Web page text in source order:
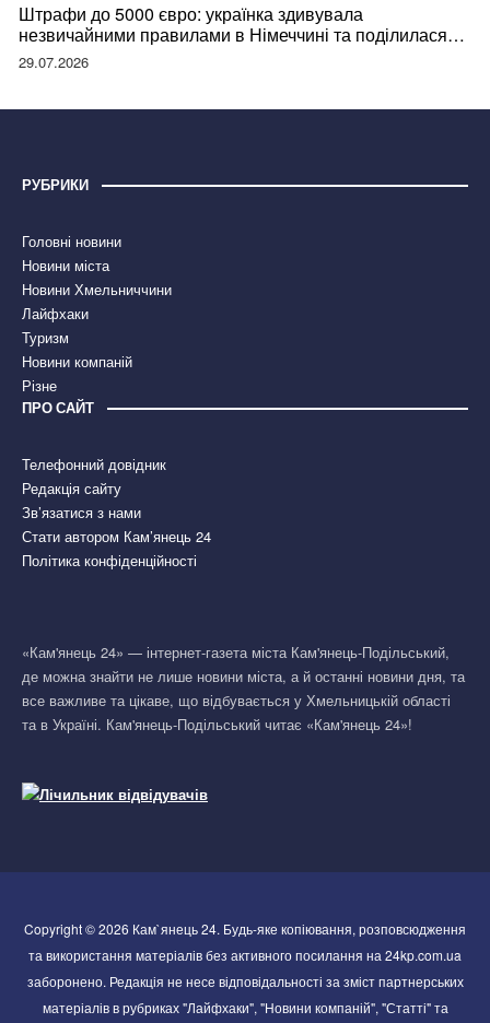
Штрафи до 5000 євро: українка здивувала
незвичайними правилами в Німеччині та поділилася
правдою
29.07.2026
РУБРИКИ
Головні новини
Новини міста
Новини Хмельниччини
Лайфхаки
Туризм
Новини компаній
Різне
ПРО САЙТ
Телефонний довідник
Редакція сайту
Зв’язатися з нами
Стати автором Кам’янець 24
Політика конфіденційності
«Кам'янець 24» — інтернет-газета міста Кам'янець-Подільський,
де можна знайти не лише новини міста, а й останні новини дня, та
все важливе та цікаве, що відбувається у Хмельницькій області
та в Україні. Кам'янець-Подільський читає «Кам'янець 24»!
Copyright © 2026 Кам`янець 24. Будь-яке копіювання, розповсюдження
та використання матеріалів без активного посилання на 24kp.com.ua
заборонено. Редакція не несе відповідальності за зміст партнерських
матеріалів в рубриках "Лайфхаки", "Новини компаній", "Статті" та